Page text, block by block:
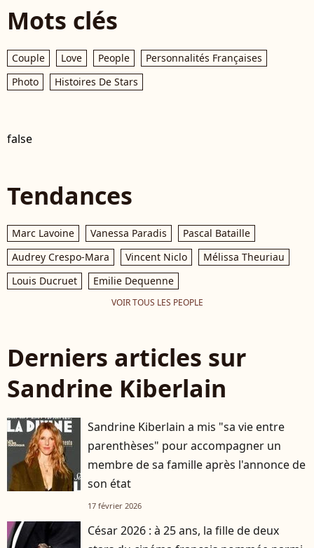
Mots clés
Couple Love People
Personnalités Françaises
Photo
Histoires De Stars
false
Tendances
Marc Lavoine Vanessa Paradis
Pascal Bataille
Audrey Crespo-Mara
Vincent Niclo
Mélissa Theuriau
Louis Ducruet
Emilie Dequenne
VOIR TOUS LES PEOPLE
Derniers articles sur
Sandrine Kiberlain
Sandrine Kiberlain a mis "sa vie entre
parenthèses" pour accompagner un
membre de sa famille après l'annonce de
son état
17 février 2026
César 2026 : à 25 ans, la fille de deux